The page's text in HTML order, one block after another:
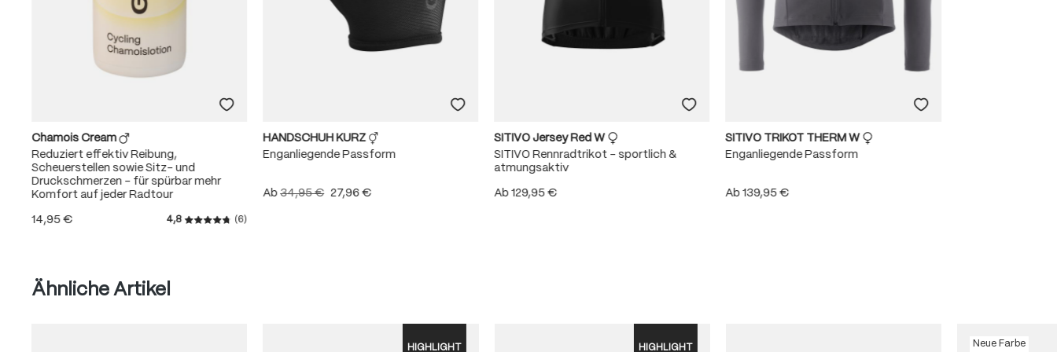
Chamois Cream
Reduziert effektiv Reibung,
Scheuerstellen sowie Sitz- und
Druckschmerzen – für spürbar mehr
Komfort auf jeder Radtour
14,95 € 4,8
Durchschnittliche Bewertung von 4.8 von 5 Sternen
(6)
HANDSCHUH KURZ
Enganliegende Passform
Ab34,95 € 27,96 €
SITIVO Jersey Red W
SITIVO Rennradtrikot – sportlich &
atmungsaktiv
Ab129,95 €
SITIVO TRIKOT THERM W
Enganliegende Passform
Ab139,95 €
Produktgalerie überspringen
Ähnliche Artikel
HIGHLIGHT HIGHLIGHT Neue Farbe